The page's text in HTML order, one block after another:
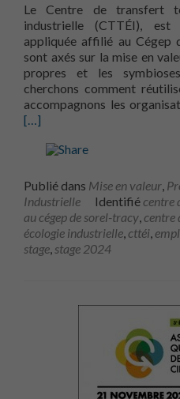
Le Centre de transfert
industrielle (CTTÉI),
appliquée affilié au Cégep
sont axés sur la mise en
propres et les
cherchons comment
accompagnons les
[…]
Publié dans Mise en valeur,
Industrielle
Identifiécentre
au cégep de sorel-tracy,centre
écologie industrielle,cttéi,
stage,stage 2024